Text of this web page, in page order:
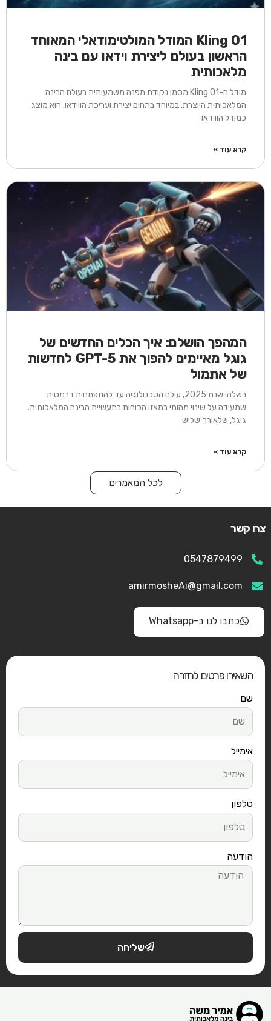
Kling O1 המודל המולטימודאלי המאוחד
הראשון בעולם ליצירת וידאו עם בינה
מלאכותית
מודל ה-Kling O1 מסמן נקודת מפנה משמעותית בעולם הבינה
המלאכותית היוצרת, במיוחד בתחום יצירת ועריכת הווידאו. הוא מוצג
כמודל הווידאו
קרא עוד »
המהפך הושלם: איך הכלים החדשים של
גוגל מאיימים להפוך את GPT-5 לחדשות
של אתמול
בשלהי שנת 2025, עולם הטכנולוגיה עד להתפתחות דרמטית
שמעידה על שינוי מהותי במאזן הכוחות בתעשיית הבינה המלאכותית.
גוגל, שלאורך שלוש
קרא עוד »
לכל המאמרים
צרו קשר
0547879499
amirmosheAi@gmail.com
כתבו לנו ב-Whatsapp
השאירו פרטים לחזרה
שם
אימייל
טלפון
הודעה
שליחה